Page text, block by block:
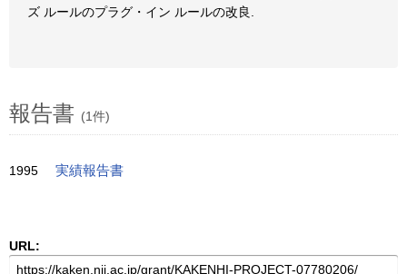
ズ ルールのプラグ・イン ルールの改良.
報告書 (1件)
1995 実績報告書
URL: